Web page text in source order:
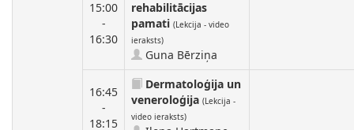
15:00
-
16:30
rehabilitācijas
pamati (Lekcija - video
ieraksts)
Guna Bērziņa
16:45
-
18:15
Dermatoloģija un
veneroloģija (Lekcija -
video ieraksts)